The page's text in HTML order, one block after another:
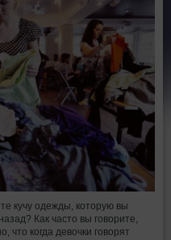
кучу одежды, которую вы
Как часто вы говорите,
что когда девочки говорят